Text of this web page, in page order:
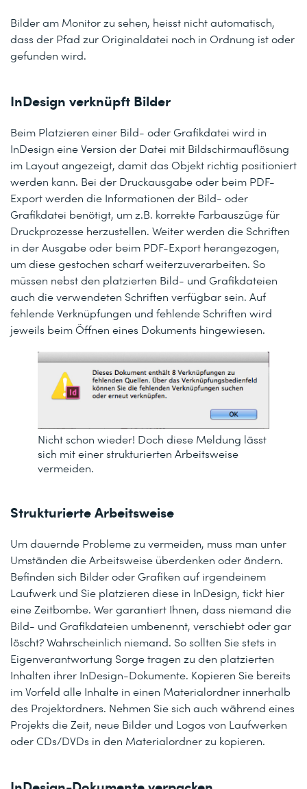
Bilder am Monitor zu sehen, heisst nicht automatisch,
dass der Pfad zur Originaldatei noch in Ordnung ist oder
gefunden wird.
InDesign verknüpft Bilder
Beim Platzieren einer Bild- oder Grafikdatei wird in
InDesign eine Version der Datei mit Bildschirmauflösung
im Layout angezeigt, damit das Objekt richtig positioniert
werden kann. Bei der Druckausgabe oder beim PDF-
Export werden die Informationen der Bild- oder
Grafikdatei benötigt, um z.B. korrekte Farbauszüge für
Druckprozesse herzustellen. Weiter werden die Schriften
in der Ausgabe oder beim PDF-Export herangezogen,
um diese gestochen scharf weiterzuverarbeiten. So
müssen nebst den platzierten Bild- und Grafikdateien
auch die verwendeten Schriften verfügbar sein. Auf
fehlende Verknüpfungen und fehlende Schriften wird
jeweils beim Öffnen eines Dokuments hingewiesen.
Nicht schon wieder! Doch diese Meldung lässt
sich mit einer strukturierten Arbeitsweise
vermeiden.
Strukturierte Arbeitsweise
Um dauernde Probleme zu vermeiden, muss man unter
Umständen die Arbeitsweise überdenken oder ändern.
Befinden sich Bilder oder Grafiken auf irgendeinem
Laufwerk und Sie platzieren diese in InDesign, tickt hier
eine Zeitbombe. Wer garantiert Ihnen, dass niemand die
Bild- und Grafikdateien umbenennt, verschiebt oder gar
löscht? Wahrscheinlich niemand. So sollten Sie stets in
Eigenverantwortung Sorge tragen zu den platzierten
Inhalten ihrer InDesign-Dokumente. Kopieren Sie bereits
im Vorfeld alle Inhalte in einen Materialordner innerhalb
des Projektordners. Nehmen Sie sich auch während eines
Projekts die Zeit, neue Bilder und Logos von Laufwerken
oder CDs/DVDs in den Materialordner zu kopieren.